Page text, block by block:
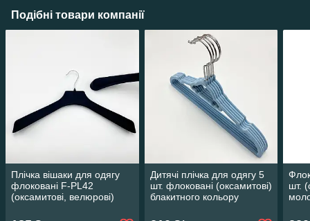
Подібні товари компанії
Плічка вішаки для одягу
флоковані F-PL42
(оксамитові, велюрові)
Дитячі плічка для одягу 5
шт. флоковані (оксамитові)
блакитного кольору
шт.